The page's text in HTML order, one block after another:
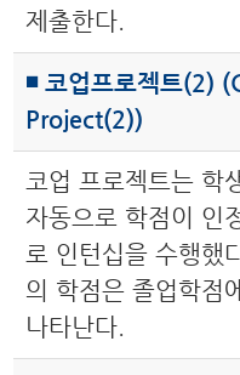
제출한다.
◾ 코업프로젝트
Project(2))
코업 프로젝트는 학
자동으로 학점이 인
로 인턴십을 수행했
의 학점은 졸업학점
나타난다.